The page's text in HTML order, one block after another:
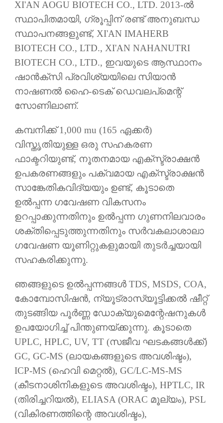
XI'AN AOGU BIOTECH CO., LTD. 2013-ൽ
സ്ഥാപിതമായി, ഗ്രൂപ്പിന് രണ്ട് അനുബന്ധ
സ്ഥാപനങ്ങളുണ്ട്, XI'AN IMAHERB
BIOTECH CO., LTD., XI'AN NAHANUTRI
BIOTECH CO., LTD., ഇവയുടെ ആസ്ഥാനം
ഷാൻക്സി പ്രവിശ്യയിലെ സിയാൻ
നാഷണൽ ഹൈ-ടെക് ഡെവലപ്‌മെന്റ്
സോണിലാണ്.
കമ്പനിക്ക് 1,000 mu (165 ഏക്കർ)
വിസ്തൃതിയുള്ള ഒരു സഹകരണ
ഫാക്ടറിയുണ്ട്, നൂതനമായ എക്സ്ട്രാക്ഷൻ
ഉപകരണങ്ങളും പക്വമായ എക്സ്ട്രാക്ഷൻ
സാങ്കേതികവിദ്യയും ഉണ്ട്, കൂടാതെ
ഉൽപ്പന്ന ഗവേഷണ വികസനം
ഉറപ്പാക്കുന്നതിനും ഉൽപ്പന്ന ഗുണനിലവാരം
ശക്തിപ്പെടുത്തുന്നതിനും സർവകലാശാലാ
ഗവേഷണ യൂണിറ്റുകളുമായി തുടർച്ചയായി
സഹകരിക്കുന്നു.
ഞങ്ങളുടെ ഉൽപ്പന്നങ്ങൾ TDS, MSDS, COA,
കോമ്പോസിഷൻ, ന്യൂട്രാസ്യൂട്ടിക്കൽ ഷീറ്റ്
തുടങ്ങിയ പൂർണ്ണ ഡോക്യുമെന്റേഷനുകൾ
ഉപയോഗിച്ച് പിന്തുണയ്ക്കുന്നു. കൂടാതെ
UPLC, HPLC, UV, TT (സജീവ ഘടകങ്ങൾക്ക്)
GC, GC-MS (ലായകങ്ങളുടെ അവശിഷ്ടം),
ICP-MS (ഹെവി മെറ്റൽ), GC/LC-MS-MS
(കീടനാശിനികളുടെ അവശിഷ്ടം), HPTLC, IR
(തിരിച്ചറിയൽ), ELIASA (ORAC മൂല്യം), PSL
(വികിരണത്തിന്റെ അവശിഷ്ടം),